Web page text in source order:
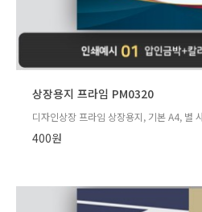
상장용지 프라임 PM0320
디자인상장 프라임 상장용지, 기본 A4, 별
400원